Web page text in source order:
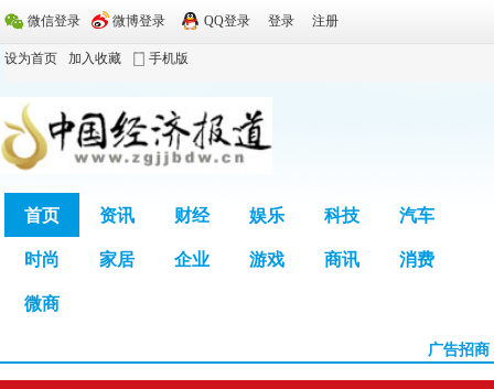
微信登录 微博登录 QQ登录 登录 注册
设为首页 加入收藏 手机版
首页 资讯 财经 娱乐 科技 汽车
时尚 家居 企业 游戏 商讯 消费
微商
广告招商